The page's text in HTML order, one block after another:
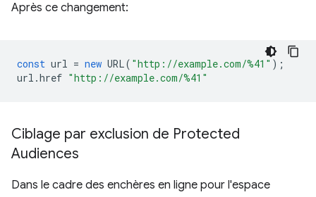
Après ce changement:
const url = new URL( "http://example.com/%41" );
url .href "http://example.com/%41"
Ciblage par exclusion de Protected
Audiences
Dans le cadre des enchères en ligne pour l'espace